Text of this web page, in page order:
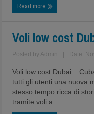
Read more
Voli low cost
Posted by Admin Date:
Voli low cost Dubai
tutti gli utenti una nuova
stesso tempo ricca di
tramite voli a ...